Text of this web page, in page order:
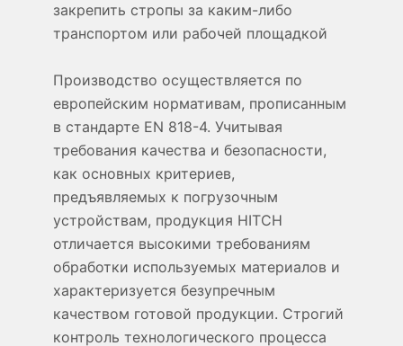
закрепить стропы за каким-либо
транспортом или рабочей площадкой
Производство осуществляется по
европейским нормативам, прописанным
в стандарте EN 818-4. Учитывая
требования качества и безопасности,
как основных критериев,
предъявляемых к погрузочным
устройствам, продукция HITCH
отличается высокими требованиям
обработки используемых материалов и
характеризуется безупречным
качеством готовой продукции. Строгий
контроль технологического процесса